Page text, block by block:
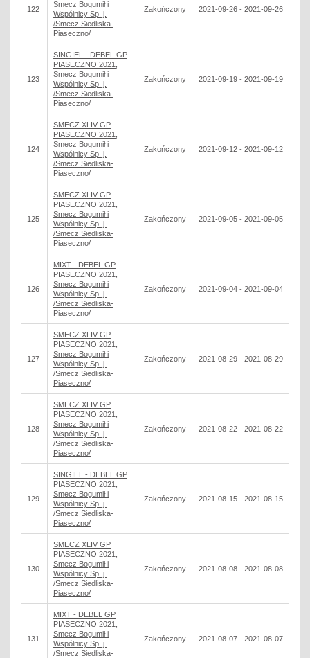
122
Smecz Bogumił i
Wspólnicy Sp. j.
/Smecz Siedliska-
Piaseczno/
Zakończony 2021-09-26 - 2021-09-26
123
SINGIEL - DEBEL GP
PIASECZNO 2021,
Smecz Bogumił i
Wspólnicy Sp. j.
/Smecz Siedliska-
Piaseczno/
Zakończony 2021-09-19 - 2021-09-19
124
SMECZ XLIV GP
PIASECZNO 2021,
Smecz Bogumił i
Wspólnicy Sp. j.
/Smecz Siedliska-
Piaseczno/
Zakończony 2021-09-12 - 2021-09-12
125
SMECZ XLIV GP
PIASECZNO 2021,
Smecz Bogumił i
Wspólnicy Sp. j.
/Smecz Siedliska-
Piaseczno/
Zakończony 2021-09-05 - 2021-09-05
126
MIXT - DEBEL GP
PIASECZNO 2021,
Smecz Bogumił i
Wspólnicy Sp. j.
/Smecz Siedliska-
Piaseczno/
Zakończony 2021-09-04 - 2021-09-04
127
SMECZ XLIV GP
PIASECZNO 2021,
Smecz Bogumił i
Wspólnicy Sp. j.
/Smecz Siedliska-
Piaseczno/
Zakończony 2021-08-29 - 2021-08-29
128
SMECZ XLIV GP
PIASECZNO 2021,
Smecz Bogumił i
Wspólnicy Sp. j.
/Smecz Siedliska-
Piaseczno/
Zakończony 2021-08-22 - 2021-08-22
129
SINGIEL - DEBEL GP
PIASECZNO 2021,
Smecz Bogumił i
Wspólnicy Sp. j.
/Smecz Siedliska-
Piaseczno/
Zakończony 2021-08-15 - 2021-08-15
130
SMECZ XLIV GP
PIASECZNO 2021,
Smecz Bogumił i
Wspólnicy Sp. j.
/Smecz Siedliska-
Piaseczno/
Zakończony 2021-08-08 - 2021-08-08
131
MIXT - DEBEL GP
PIASECZNO 2021,
Smecz Bogumił i
Wspólnicy Sp. j.
/Smecz Siedliska-
Zakończony 2021-08-07 - 2021-08-07